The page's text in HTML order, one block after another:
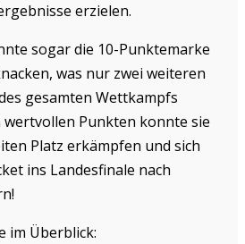
erzielen.
sogar die 10-Punktemarke
was nur zwei weiteren
gesamten Wettkampfs
wertvollen Punkten konnte sie
Platz erkämpfen und sich
ins Landesfinale nach
im Überblick: